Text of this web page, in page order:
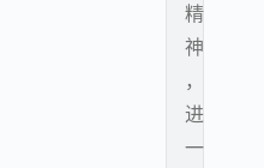
精
神
，
进
一